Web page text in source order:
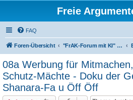
Freie
FAQ
Foren-Übersicht "FrAK-Forum mit KI" für "FrAK ohne Nicht-FrAK!"
08a Werbung für
Schutz-Mächte - Doku der
Shanara-Fa u Öff Öff